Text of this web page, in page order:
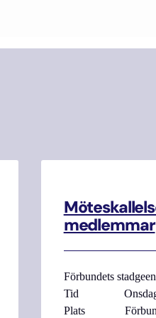
medlemmar
Förbundets
Tid Onsdag
Plats